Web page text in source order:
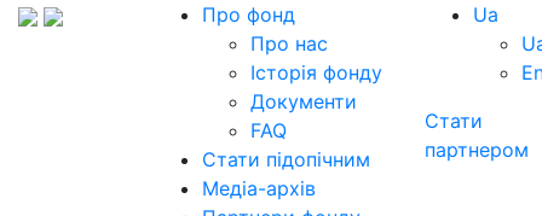
Про фонд
Про нас
Історія фонду
Документи
FAQ
Стати підопічним
Медіа-архів
Ua
Стати
партнером